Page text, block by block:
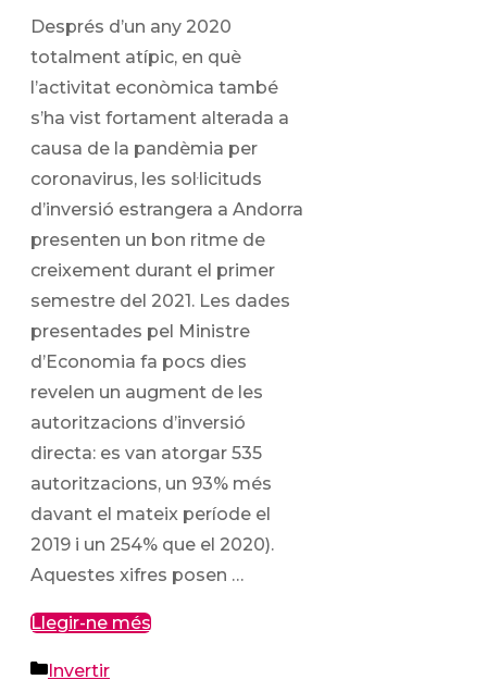
Després d’un any 2020
totalment atípic, en què
l’activitat econòmica també
s’ha vist fortament alterada a
causa de la pandèmia per
coronavirus, les sol·licituds
d’inversió estrangera a Andorra
presenten un bon ritme de
creixement durant el primer
semestre del 2021. Les dades
presentades pel Ministre
d’Economia fa pocs dies
revelen un augment de les
autoritzacions d’inversió
directa: es van atorgar 535
autoritzacions, un 93% més
davant el mateix període el
2019 i un 254% que el 2020).
Aquestes xifres posen …
Llegir-ne més
Categories
Invertir